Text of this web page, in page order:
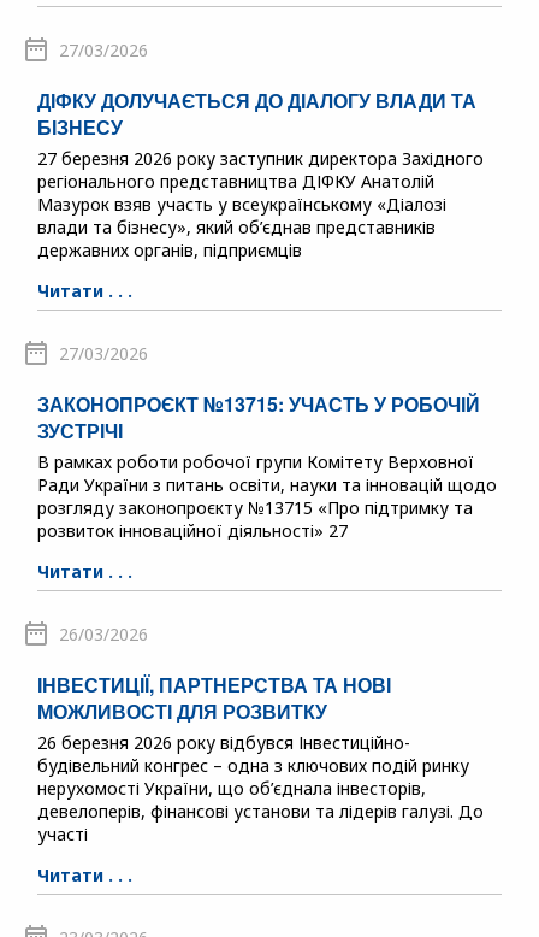
27/03/2026
ДІФКУ ДОЛУЧАЄТЬСЯ ДО ДІАЛОГУ ВЛАДИ ТА
БІЗНЕСУ
27 березня 2026 року заступник директора Західного
регіонального представництва ДІФКУ Анатолій
Мазурок взяв участь у всеукраїнському «Діалозі
влади та бізнесу», який об’єднав представників
державних органів, підприємців
Читати . . .
27/03/2026
ЗАКОНОПРОЄКТ №13715: УЧАСТЬ У РОБОЧІЙ
ЗУСТРІЧІ
В рамках роботи робочої групи Комітету Верховної
Ради України з питань освіти, науки та інновацій щодо
розгляду законопроєкту №13715 «Про підтримку та
розвиток інноваційної діяльності» 27
Читати . . .
26/03/2026
ІНВЕСТИЦІЇ, ПАРТНЕРСТВА ТА НОВІ
МОЖЛИВОСТІ ДЛЯ РОЗВИТКУ
26 березня 2026 року відбувся Інвестиційно-
будівельний конгрес – одна з ключових подій ринку
нерухомості України, що об’єднала інвесторів,
девелоперів, фінансові установи та лідерів галузі. До
участі
Читати . . .